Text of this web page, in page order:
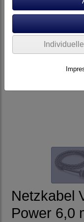
Netzkabel
Power 6,0